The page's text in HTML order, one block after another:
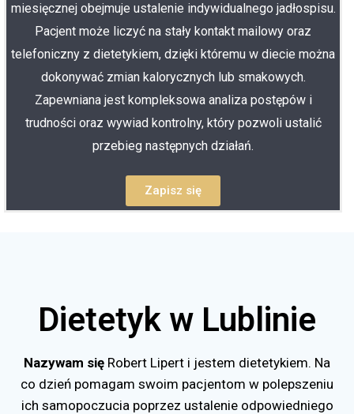
miesięcznej obejmuje ustalenie indywidualnego jadłospisu.
Pacjent może liczyć na stały kontakt mailowy oraz
telefoniczny z dietetykiem, dzięki któremu w diecie można
dokonywać zmian kalorycznych lub smakowych.
Zapewniana jest kompleksowa analiza postępów i
trudności oraz wywiad kontrolny, który pozwoli ustalić
przebieg następnych działań.
Zapisz się
Dietetyk w Lublinie
Nazywam się Robert Lipert i jestem dietetykiem. Na
co dzień pomagam swoim pacjentom w polepszeniu
ich samopoczucia poprzez ustalenie odpowiedniego